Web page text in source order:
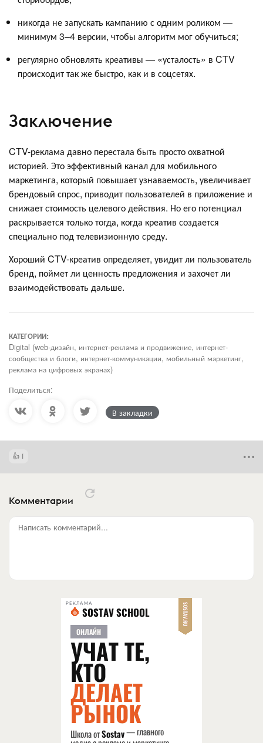
никогда не запускать кампанию с одним роликом —
минимум 3–4 версии, чтобы алгоритм мог обучиться;
регулярно обновлять креативы — «усталость» в CTV
происходит так же быстро, как и в соцсетях.
Заключение
CTV-реклама давно перестала быть просто охватной
историей. Это эффективный канал для мобильного
маркетинга, который повышает узнаваемость, увеличивает
брендовый спрос, приводит пользователей в приложение и
снижает стоимость целевого действия. Но его потенциал
раскрывается только тогда, когда креатив создается
специально под телевизионную среду.
Хороший CTV-креатив определяет, увидит ли пользователь
бренд, поймет ли ценность предложения и захочет ли
взаимодействовать дальше.
КАТЕГОРИИ:
Digital (web-дизайн, интернет-реклама и продвижение, интернет-
сообщества и блоги, интернет-коммуникации, мобильный маркетинг,
реклама на цифровых экранах)
Поделиться:
В закладки
1
Комментарии
Написать комментарий...
РЕКЛАМА